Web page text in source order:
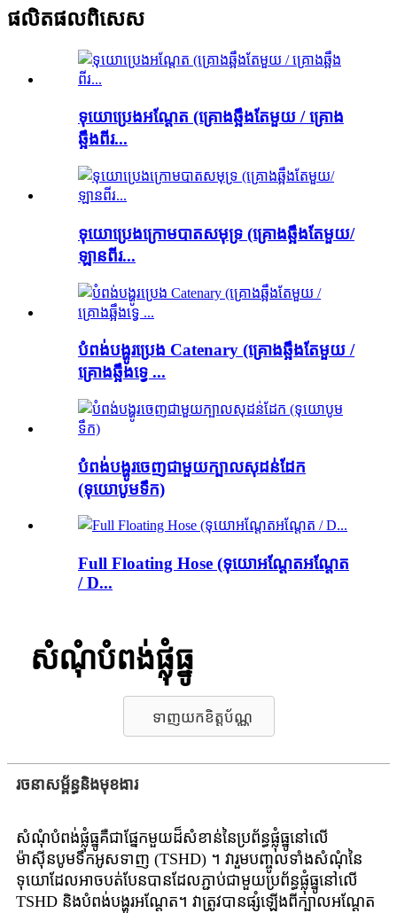
ផលិតផលពិសេស
ទុយោប្រេងអណ្តែត (គ្រោងឆ្អឹងតែមួយ / គ្រោង
ឆ្អឹងពីរ...
ទុយោប្រេងក្រោមបាតសមុទ្រ (គ្រោងឆ្អឹងតែមួយ/
ឡានពីរ...
បំពង់បង្ហូរប្រេង Catenary (គ្រោងឆ្អឹងតែមួយ /
គ្រោងឆ្អឹងទ្វេ ...
បំពង់បង្ហូរចេញជាមួយក្បាលសុដន់ដែក
(ទុយោបូមទឹក)
Full Floating Hose (ទុយោអណ្តែតអណ្តែត
/ D...
សំណុំបំពង់ផ្លុំធ្នូ
ទាញយកខិត្តប័ណ្ណ
រចនាសម្ព័ន្ធនិងមុខងារ
សំណុំបំពង់ផ្លុំធ្នូគឺជាផ្នែកមួយដ៏សំខាន់នៃប្រព័ន្ធផ្លុំធ្នូនៅលើ
ម៉ាស៊ីនបូមទឹកអូសទាញ (TSHD) ។ វារួមបញ្ចូលទាំងសំណុំនៃ
ទុយោដែលអាចបត់បែនបានដែលភ្ជាប់ជាមួយប្រព័ន្ធផ្លុំធ្នូនៅលើ
TSHD និងបំពង់បង្ហូរអណ្តែត។ វាត្រូវបានផ្សំឡើងពីក្បាលអណ្តែត